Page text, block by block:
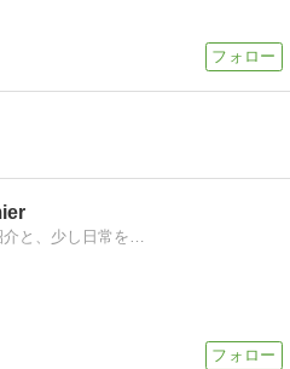
介と、少し日常を…